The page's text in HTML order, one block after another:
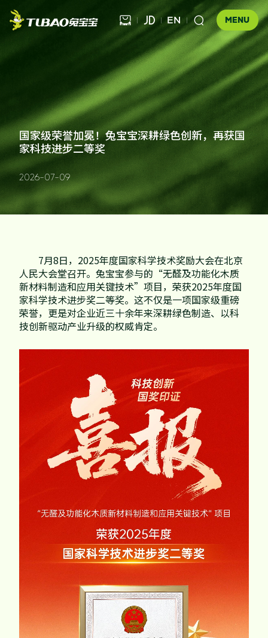
MENU
  EN 
健康饰材
板材
科技木
胶粘材料
工装产品
健康家居 
全屋定制
UNICO
地板
家配
公司介绍
企业文化
发展历程
联系我们
门店查询
合作伙伴查询
售后服务
违规投诉
资讯中心
品牌视频
大客户合作
人事招聘
股票信息
国家级荣誉加冕！兔宝宝深耕绿色创新，再获国
家科技进步二等奖
2026-07-09
7月8日，2025年度国家科学技术奖励大会在北京
人民大会堂召开。兔宝宝参与的“无醛及功能化木质
新材料制造和应用关键技术”项目，荣获2025年度国
家科学技术进步奖二等奖。这不仅是一项国家级重磅
荣誉，更是对企业近三十余年来深耕绿色制造、以科
技创新驱动产业升级的权威肯定。